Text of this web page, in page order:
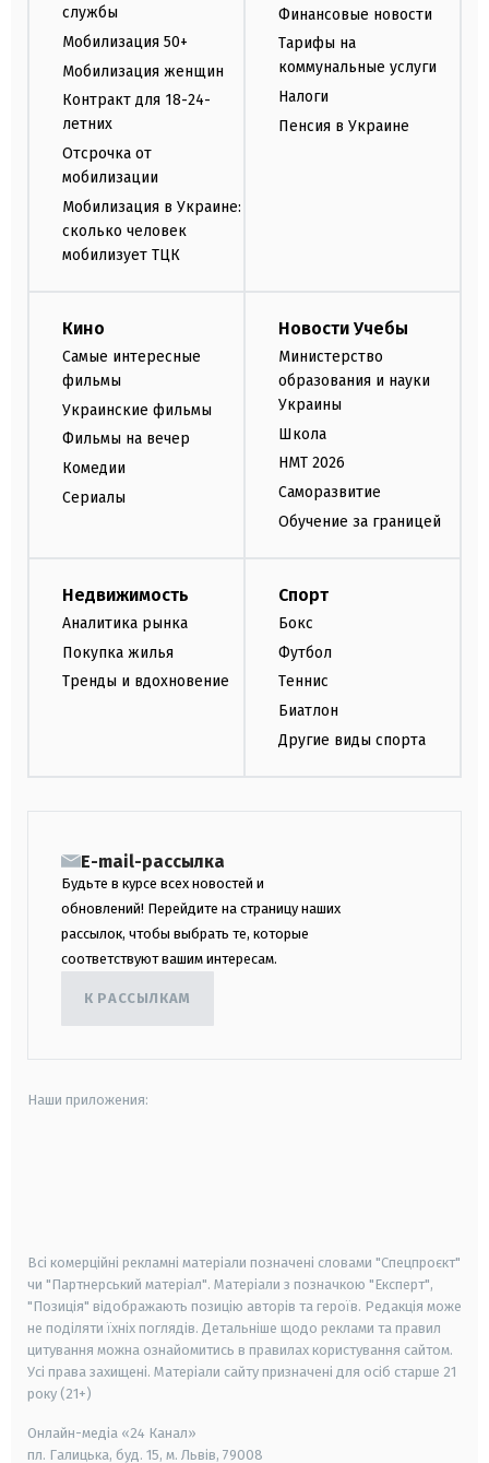
службы
Мобилизация 50+
Мобилизация женщин
Контракт для 18-24-
летних
Отсрочка от
мобилизации
Мобилизация в Украине:
сколько человек
мобилизует ТЦК
Финансовые новости
Тарифы на
коммунальные услуги
Налоги
Пенсия в Украине
Кино
Самые интересные
фильмы
Украинские фильмы
Фильмы на вечер
Комедии
Сериалы
Новости Учебы
Министерство
образования и науки
Украины
Школа
НМТ 2026
Саморазвитие
Обучение за границей
Недвижимость
Аналитика рынка
Покупка жилья
Тренды и вдохновение
Спорт
Бокс
Футбол
Теннис
Биатлон
Другие виды спорта
E-mail-рассылка
Будьте в курсе всех новостей и
обновлений! Перейдите на страницу наших
рассылок, чтобы выбрать те, которые
соответствуют вашим интересам.
К РАССЫЛКАМ
Наши приложения:
Всі комерційні рекламні матеріали позначені словами "Спецпроєкт"
чи "Партнерський матеріал". Матеріали з позначкою "Експерт",
"Позиція" відображають позицію авторів та героїв. Редакція може
не поділяти їхніх поглядів. Детальніше щодо реклами та правил
цитування можна ознайомитись в правилах користування сайтом.
Усі права захищені. Матеріали сайту призначені для осіб старше 21
року (21+)
Онлайн-медіа «24 Канал»
пл. Галицька, буд. 15, м. Львів, 79008